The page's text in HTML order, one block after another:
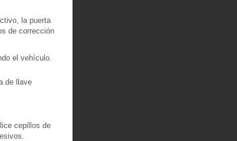
la puerta
de corrección
el vehículo.
de llave
cepillos de